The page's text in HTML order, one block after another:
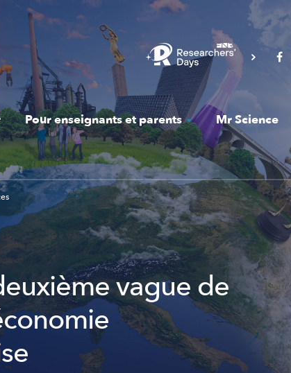
Pour enseignants et parents Mr Science
vague de